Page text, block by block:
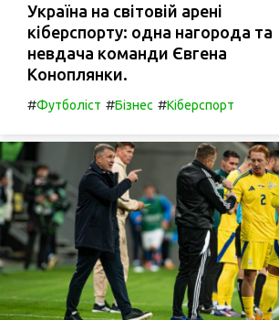
Україна на світовій арені
кіберспорту: одна нагорода та
невдача команди Євгена
Коноплянки.
#Футболіст #Бізнес #Кіберспорт